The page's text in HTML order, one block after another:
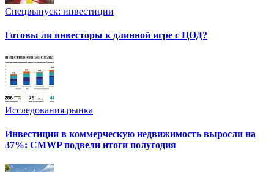
Спецвыпуск: инвестиции
Готовы ли инвесторы к длинной игре с ЦОД?
Исследования рынка
Инвестиции в коммерческую недвижимость выросли на
37%: CMWP подвели итоги полугодия